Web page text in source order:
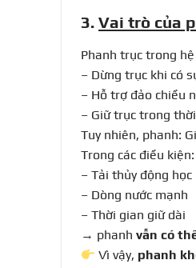
3. Vai trò của
Phanh trục trong
– Dừng trục khi có
– Hỗ trợ đảo chiều
– Giữ trục trong
Tuy nhiên, phanh:
Trong các điều kiện:
– Tải thủy động học
– Dòng nước mạnh
– Thời gian giữ dài
→ phanh vẫn có
Vì vậy, phanh